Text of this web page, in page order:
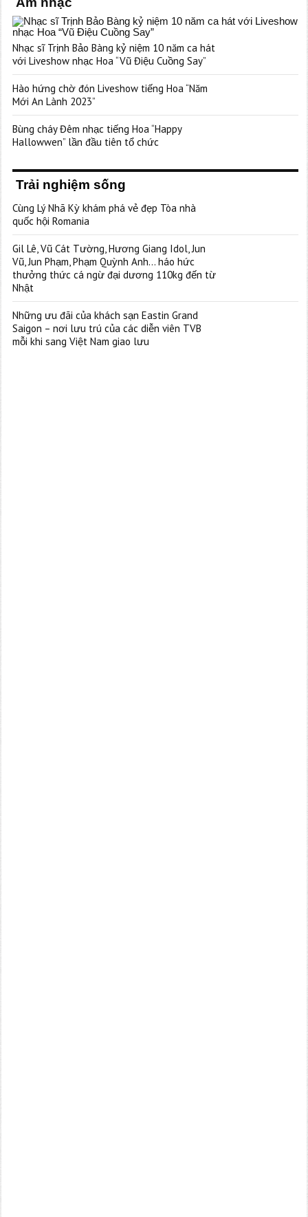
Nhạc sĩ Trịnh Bảo Bàng kỷ niệm 10 năm ca hát
với Liveshow nhạc Hoa “Vũ Điệu Cuồng Say”
Hào hứng chờ đón Liveshow tiếng Hoa “Năm
Mới An Lành 2023”
Bùng cháy Đêm nhạc tiếng Hoa “Happy
Hallowwen” lần đầu tiên tổ chức
Trải nghiệm sống
Cùng Lý Nhã Kỳ khám phá vẻ đẹp Tòa nhà
quốc hội Romania
Gil Lê, Vũ Cát Tường, Hương Giang Idol, Jun
Vũ, Jun Phạm, Phạm Quỳnh Anh… háo hức
thưởng thức cá ngừ đại dương 110kg đến từ
Nhật
Những ưu đãi của khách sạn Eastin Grand
Saigon – nơi lưu trú của các diễn viên TVB
mỗi khi sang Việt Nam giao lưu